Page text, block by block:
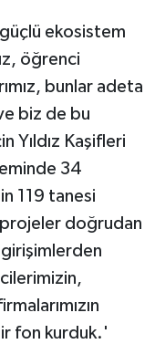
ekosistem
öğrenci
bunlar adeta
biz de bu
Yıldız Kaşifleri
34
119 tanesi
projeler doğrudan
girişimlerden
fon kurduk.'